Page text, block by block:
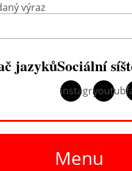
výraz
jazykůSociální
instagramyoutube
Menu